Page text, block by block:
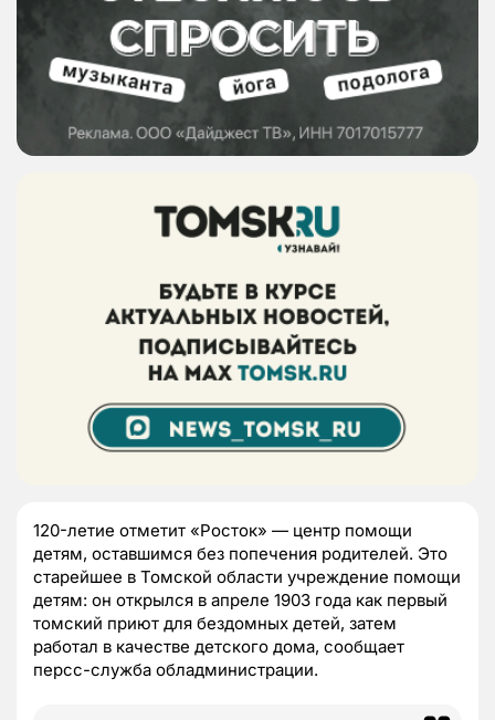
120-летие отметит «Росток» — центр помощи
детям, оставшимся без попечения родителей. Это
старейшее в Томской области учреждение помощи
детям: он открылся в апреле 1903 года как первый
томский приют для бездомных детей, затем
работал в качестве детского дома, сообщает
персс-служба обладминистрации.